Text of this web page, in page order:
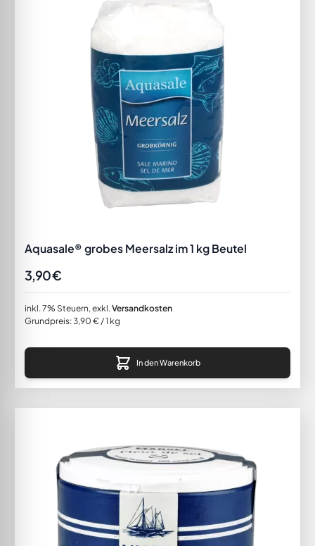
Aquasale® grobes Meersalz im 1 kg Beutel
3,90 €
inkl. 7% Steuern,exkl.Versandkosten
Grundpreis:3,90 €/ 1 kg
In den Warenkorb